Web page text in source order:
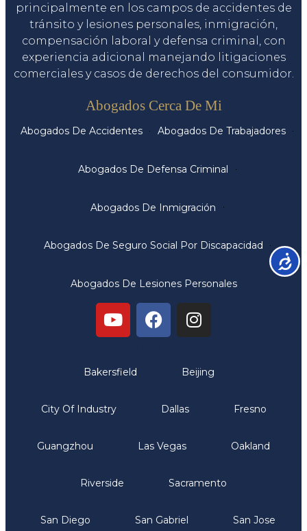
principalmente en los campos de accidentes de
tránsito y lesiones personales, inmigración,
compensación laboral y defensa criminal, con
experiencia adicional manejando litigaciones
comerciales y casos de derechos del consumidor.
Abogados Cerca De Mi
Abogados De Accidentes Abogados De Trabajadores
Abogados De Defensa Criminal
Abogados De Inmigración
Abogados De Seguro Social Por Discapacidad
Abogados De Lesiones Personales
Bakersfield Beijing
City Of Industry Dallas Fresno
Guangzhou Las Vegas Oakland
Riverside Sacramento
San Diego San Gabriel San Jose